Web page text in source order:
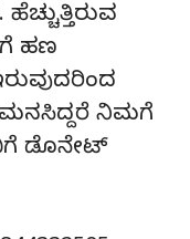
ಹಣ
ನಿಮಗೆ
ಡೊನೇಟ್‌